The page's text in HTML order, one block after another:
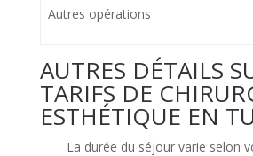
Autres opérations
AUTRES DÉTAILS
TARIFS DE
ESTHÉTIQUE EN
La durée du séjour varie selon